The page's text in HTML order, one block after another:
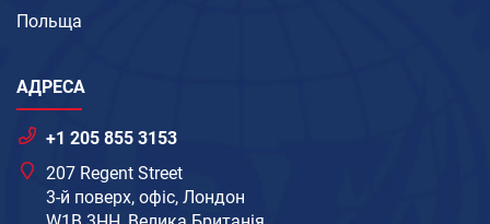
Польща
АДРЕСА
+1 205 855 3153
207 Regent Street
3-й поверх, офіс, Лондон